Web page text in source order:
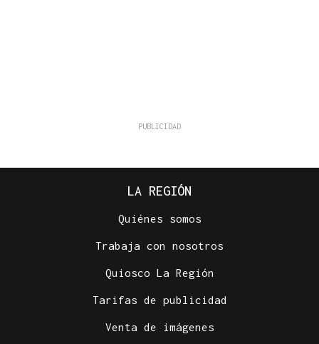
LA REGIÓN
Quiénes somos
Trabaja con nosotros
Quiosco La Región
Tarifas de publicidad
Venta de imágenes